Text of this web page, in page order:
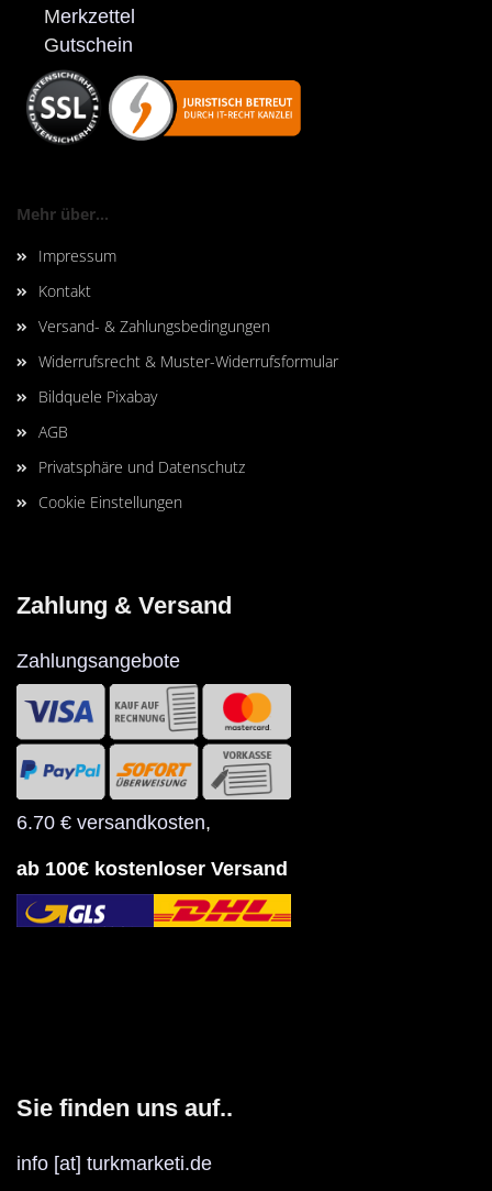
Merkzettel
Gutschein
Mehr über...
Impressum
Kontakt
Versand- & Zahlungsbedingungen
Widerrufsrecht & Muster-Widerrufsformular
Bildquele Pixabay
AGB
Privatsphäre und Datenschutz
Cookie Einstellungen
Zahlung & Versand
Zahlungsangebote
6.70 € versandkosten,
ab 100€ kostenloser Versand
Sie finden uns auf..
info [at] turkmarketi.de